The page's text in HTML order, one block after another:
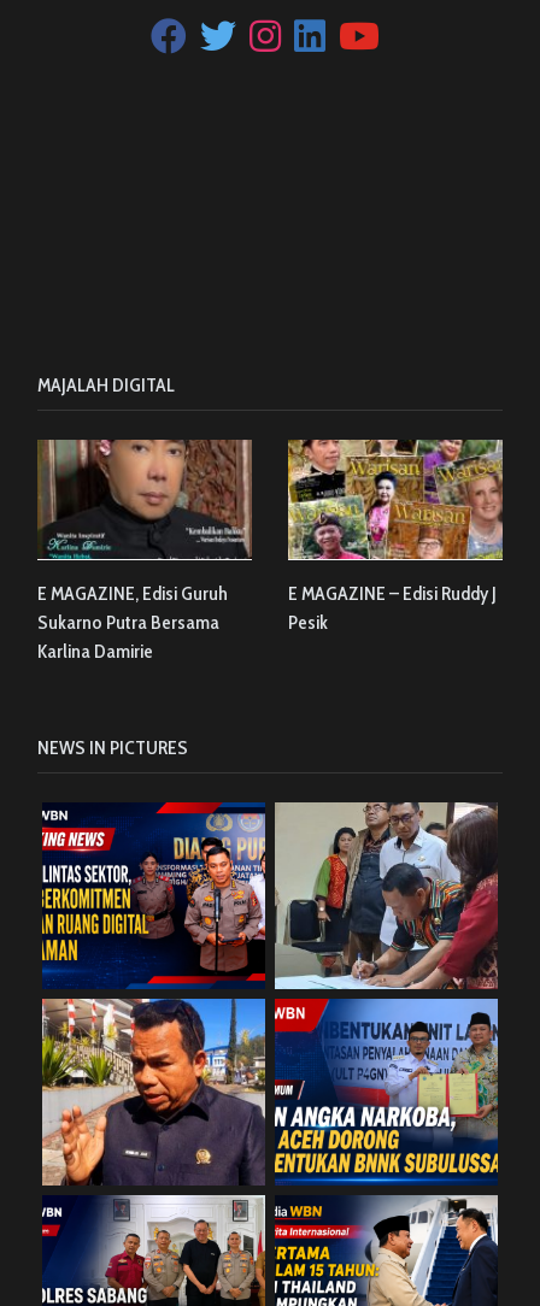
MAJALAH DIGITAL
E MAGAZINE, Edisi Guruh
Sukarno Putra Bersama
Karlina Damirie
E MAGAZINE – Edisi Ruddy J
Pesik
NEWS IN PICTURES